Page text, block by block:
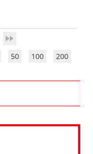
50 100 200